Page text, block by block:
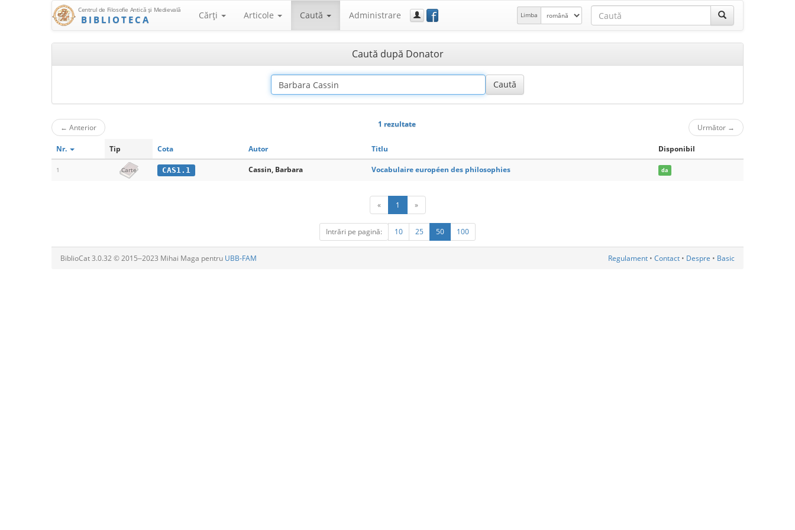
Centrul de Filosofie Antică şi Medievală
BIBLIOTECA Cărţi Articole Caută Administrare f Limba
Caută după Donator
← Anterior 1 rezultate Următor →
Nr. Tip Cota Autor Titlu Disponibil
1 Carte CAS1.1 Cassin, Barbara Vocabulaire européen des philosophies da
« 1 »
Intrări pe pagină: 10 25 50 100
BiblioCat 3.0.32 © 2015‒2023 Mihai Maga pentru UBB-FAM Regulament • Contact • Despre • Basic